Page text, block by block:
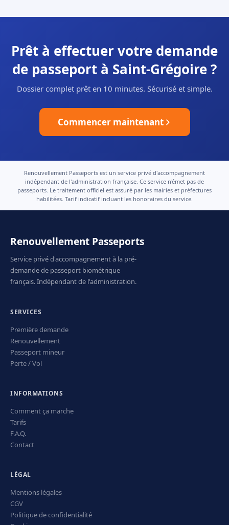
Prêt à effectuer votre demande
de passeport à Saint-Grégoire ?
Dossier complet prêt en 10 minutes. Sécurisé et simple.
Commencer maintenant
Renouvellement Passeports est un service privé d'accompagnement
indépendant de l'administration française. Ce service n'émet pas de
passeports. Le traitement officiel est assuré par les mairies et préfectures
habilitées. Tarif indicatif incluant les honoraires du service.
Renouvellement Passeports
Service privé d'accompagnement à la pré-
demande de passeport biométrique
français. Indépendant de l'administration.
SERVICES
Première demande
Renouvellement
Passeport mineur
Perte / Vol
INFORMATIONS
Comment ça marche
Tarifs
F.A.Q.
Contact
LÉGAL
Mentions légales
CGV
Politique de confidentialité